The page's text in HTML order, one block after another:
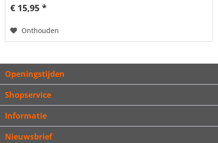
€ 15,95 *
Onthouden
Openingstijden
Shopservice
Informatie
Nieuwsbrief